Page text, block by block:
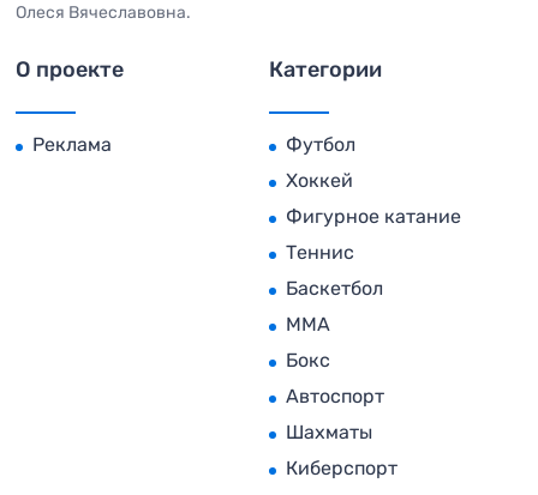
Олеся Вячеславовна.
О проекте
Реклама
Категории
Футбол
Хоккей
Фигурное катание
Теннис
Баскетбол
MMA
Бокс
Автоспорт
Шахматы
Киберспорт